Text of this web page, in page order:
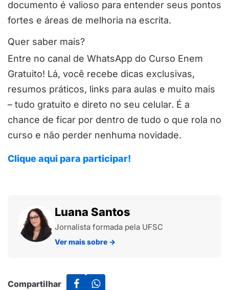
documento é valioso para entender seus pontos
fortes e áreas de melhoria na escrita.
Quer saber mais?
Entre no canal de WhatsApp do Curso Enem
Gratuito! Lá, você recebe dicas exclusivas,
resumos práticos, links para aulas e muito mais
– tudo gratuito e direto no seu celular. É a
chance de ficar por dentro de tudo o que rola no
curso e não perder nenhuma novidade.
Clique aqui para participar!
Luana Santos
Jornalista formada pela UFSC
Ver mais sobre →
Compartilhar